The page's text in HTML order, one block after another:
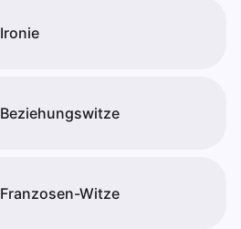
Ironie
Beziehungswitze
Franzosen-Witze